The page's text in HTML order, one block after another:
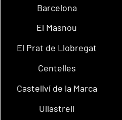
Barcelona
El Masnou
El Prat de Llobregat
Centelles
Castellví de la Marca
Ullastrell